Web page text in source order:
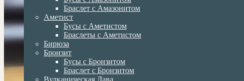
Браслет с Амазонитом
Аметист
Бусы с Аметистом
Браслеты с Аметистом
Бирюза
Бронзит
Бусы с Бронзитом
Браслет с Бронзитом
Вулканическая Лава